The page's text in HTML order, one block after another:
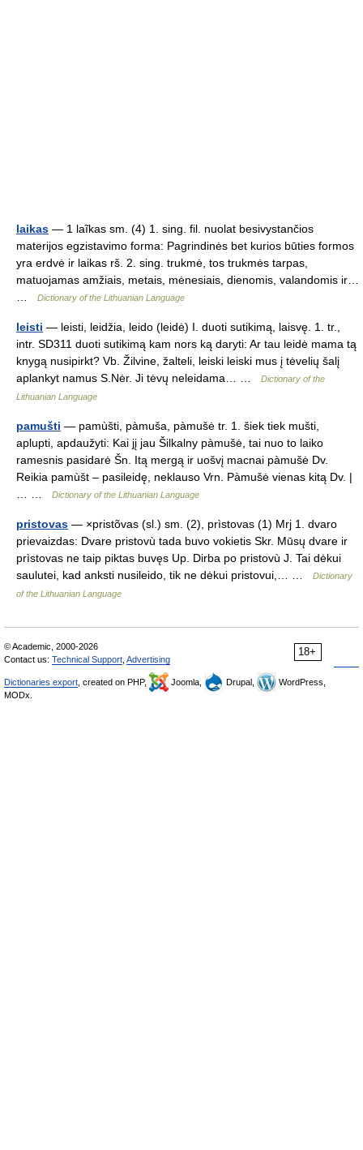
laikas — 1 laĩkas sm. (4) 1. sing. fil. nuolat besivystančios
materijos egzistavimo forma: Pagrindinės bet kurios būties formos
yra erdvė ir laikas rš. 2. sing. trukmė, tos trukmės tarpas,
matuojamas amžiais, metais, mėnesiais, dienomis, valandomis ir…
Dictionary of the Lithuanian Language
leisti — leisti, leidžia, leido (leidė) I. duoti sutikimą, laisvę. 1. tr.,
intr. SD311 duoti sutikimą kam nors ką daryti: Ar tau leidė mama tą
knygą nusipirkt? Vb. Žilvine, žalteli, leiski leiski mus į tėvelių šalį
aplankyt namus S.Nėr. Ji tėvų neleidama… …
Dictionary of the
Lithuanian Language
pamušti — pamùšti, pàmuša, pàmušė tr. 1. šiek tiek mušti,
aplupti, apdaužyti: Kai jį jau Šilkalny pàmušė, tai nuo to laiko
ramesnis pasidarė Šn. Itą mergą ir uošvį macnai pàmušė Dv.
Reikia pamùšt – pasileidę, neklauso Vrn. Pàmušė vienas kitą Dv. |
Dictionary of the Lithuanian Language
pristovas — ×pristõvas (sl.) sm. (2), prìstovas (1) Mrj 1. dvaro
prievaizdas: Dvare pristovù tada buvo vokietis Skr. Mūsų dvare ir
prìstovas ne taip piktas buvęs Up. Dirba po pristovù J. Tai dėkui
saulutei, kad anksti nusileido, tik ne dėkui pristovui,… …
Dictionary
of the Lithuanian Language
18+
© Academic, 2000-2026
Contact us: Technical Support Advertising
Dictionaries export , created on PHP, Joomla, Drupal,
WordPress,
MODx.